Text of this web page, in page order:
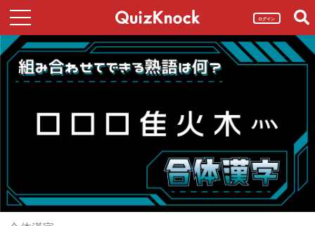
ログイン